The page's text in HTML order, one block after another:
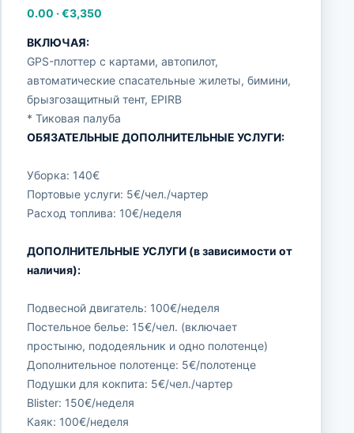
0.00 ·€3,350
ВКЛЮЧАЯ:
GPS-плоттер с картами, автопилот,
автоматические спасательные жилеты, бимини,
брызгозащитный тент, EPIRB
* Тиковая палуба
ОБЯЗАТЕЛЬНЫЕ ДОПОЛНИТЕЛЬНЫЕ УСЛУГИ:
Уборка: 140€
Портовые услуги: 5€/чел./чартер
Расход топлива: 10€/неделя
ДОПОЛНИТЕЛЬНЫЕ УСЛУГИ (в зависимости от
наличия):
Подвесной двигатель: 100€/неделя
Постельное белье: 15€/чел. (включает
простыню, пододеяльник и одно полотенце)
Дополнительное полотенце: 5€/полотенце
Подушки для кокпита: 5€/чел./чартер
Blister: 150€/неделя
Каяк: 100€/неделя